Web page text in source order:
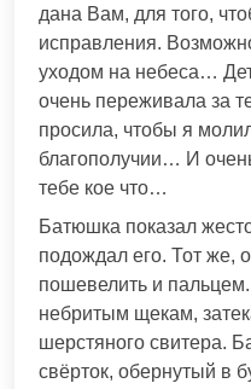
дана Вам, для того,
исправления.
уходом на небеса…
очень переживала за
просила, чтобы я
благополучии… И
тебе кое что…
Батюшка показал
подождал его. Тот же,
пошевелить и
небритым щекам,
шерстяного свитера.
свёрток, обернутый в